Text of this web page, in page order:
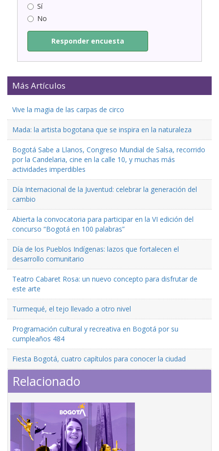
Sí
No
Responder encuesta
Más Artículos
Vive la magia de las carpas de circo
Mada: la artista bogotana que se inspira en la naturaleza
Bogotá Sabe a Llanos, Congreso Mundial de Salsa, recorrido
por la Candelaria, cine en la calle 10, y muchas más
actividades imperdibles
Día Internacional de la Juventud: celebrar la generación del
cambio
Abierta la convocatoria para participar en la VI edición del
concurso “Bogotá en 100 palabras”
Día de los Pueblos Indígenas: lazos que fortalecen el
desarrollo comunitario
Teatro Cabaret Rosa: un nuevo concepto para disfrutar de
este arte
Turmequé, el tejo llevado a otro nivel
Programación cultural y recreativa en Bogotá por su
cumpleaños 484
Fiesta Bogotá, cuatro capítulos para conocer la ciudad
Relacionado